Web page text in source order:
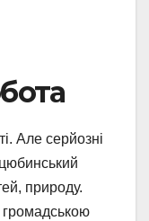
Але серйозні
природу.
громадською